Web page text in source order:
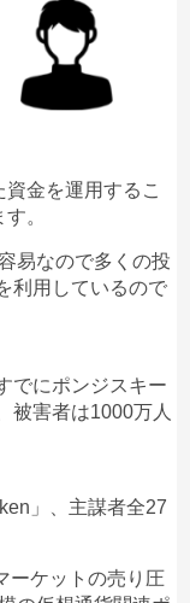
資金を運用するこ
。
易なので多くの投
利用しているので
でにポンジスキー
被害者は1000万人
」、主謀者全27
ーケットの売り圧